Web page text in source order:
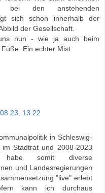
bei den anstehenden
sich schon innerhalb der
der Gesellschaft.
nun - wie ja auch beim
Ein echter Mist.
13:22
in Schleswig-
Stadtrat und 2008-2023
somit diverse
und Landesregierungen
"live" erlebt
kann ich durchaus